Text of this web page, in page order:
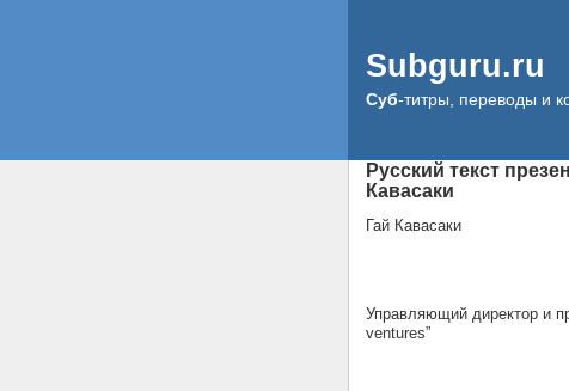
Subguru.ru
Суб-титры, переводы и
Русский текст
Кавасаки
Гай Кавасаки
Управляющий директор и
ventures”